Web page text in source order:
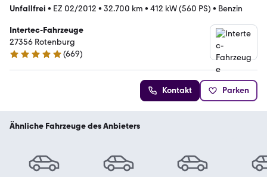
Unfallfrei • EZ 02/2012 • 32.700 km • 412 kW (560 PS) • Benzin
Intertec-Fahrzeuge
27356 Rotenburg
4.9 Sterne
(669)
Kontakt Parken
Ähnliche Fahrzeuge des Anbieters